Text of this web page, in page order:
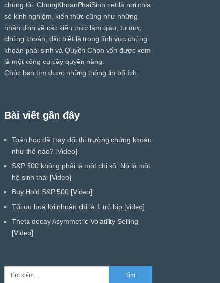
chúng tôi. ChungKhoanPhaiSinh.netlà nơi chia
sẻ kinh nghiệm, kiến thức cũng như những
nhận định về các kiến thức làm giàu, tư duy,
chứng khoán, đặc biệt là trong lĩnh vực chứng
khoán phái sinh và Quyền Chọn vốn được xem
là một công cụ đầy quyền năng.
Chúc bạn tìm được những thông tin bổ ích.
Bài viết gần đây
Toán học đã thay đổi thị trường chứng khoán
như thế nào? [Video]
S&P 500 không phải là một chỉ số. Nó là một
hệ sinh thái [Video]
Buy Hold S&P 500 [Video]
Tối ưu hoá lợi nhuận chỉ là 1 trò bịp [video]
Theta decay Asymmetric Volatility Selling
[Video]